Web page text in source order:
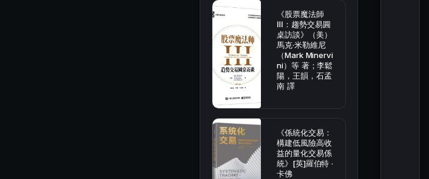
《股票魔法師
Ⅲ：趨勢交易圓
桌訪談》（美）
馬克·米勒維尼
（Mark Minervi
ni）等 著；李鬆
陽，王韻，石孟
南 譯
《係統化交易：
構建低風險高收
益的量化交易係
統》[英]羅伯特 ·
卡佛